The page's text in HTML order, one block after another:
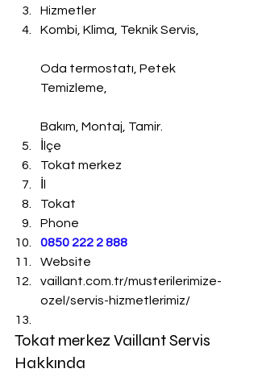
Hizmetler
Kombi, Klima, Teknik Servis,
Oda termostatı, Petek
Temizleme,
Bakım, Montaj, Tamir.
İlçe
Tokat merkez
Tokat
Phone
0850 222 2 888
Website
vaillant.com.tr/musterilerimize-
ozel/servis-hizmetlerimiz/
Tokat merkez Vaillant Servis
Hakkında